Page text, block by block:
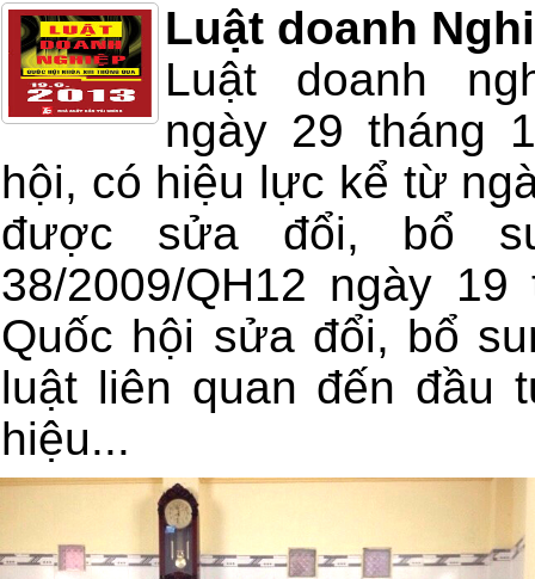
Luật doanh
Luật doanh
ngày 29 tháng
hội, có hiệu lực kể từ
được sửa đổi, bổ
38/2009/QH12 ngày
Quốc hội sửa đổi, bổ
luật liên quan đến đầu
hiệu...